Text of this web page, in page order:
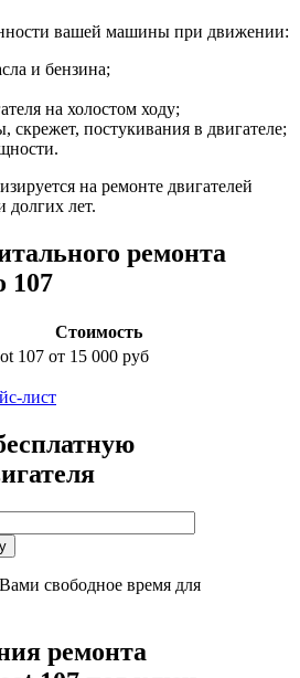
вашей машины при движении:
и бензина;
на холостом ходу;
постукивания в двигателе;
на ремонте двигателей
долгих лет.
ремонта
107
Стоимость
107 от 15 000 руб
лист
свободное время для
ремонта